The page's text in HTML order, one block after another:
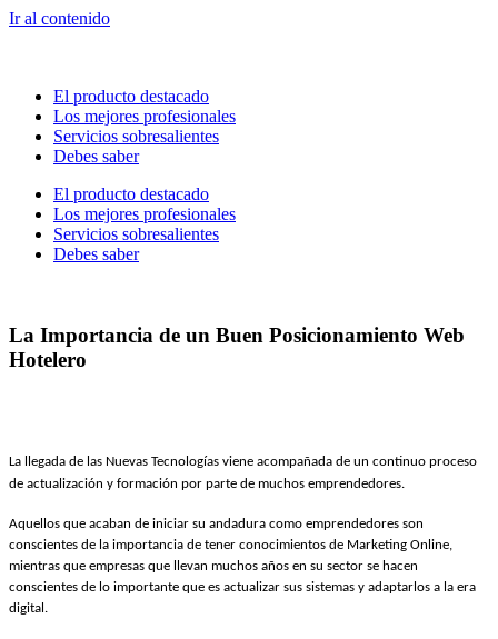
Ir al contenido
El producto destacado
Los mejores profesionales
Servicios sobresalientes
Debes saber
El producto destacado
Los mejores profesionales
Servicios sobresalientes
Debes saber
La Importancia de un Buen Posicionamiento Web
Hotelero
La llegada de las Nuevas Tecnologías viene acompañada de un continuo proceso
de actualización y formación por parte de muchos emprendedores.
Aquellos que acaban de iniciar su andadura como emprendedores son
conscientes de la importancia de tener conocimientos de Marketing Online,
mientras que empresas que llevan muchos años en su sector se hacen
conscientes de lo importante que es actualizar sus sistemas y adaptarlos a la era
digital.